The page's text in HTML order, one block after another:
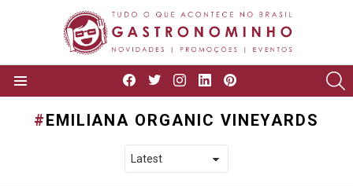
facebooktwitterinstagram
linkedin
EMILIANA ORGANIC VINEYARDS